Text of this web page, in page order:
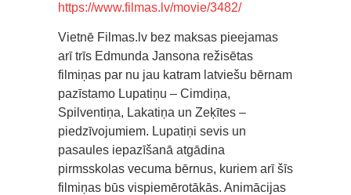
https://www.filmas.lv/movie/3482/
Vietnē Filmas.lv bez maksas pieejamas
arī trīs Edmunda Jansona režisētas
filmiņas par nu jau katram latviešu bērnam
pazīstamo Lupatiņu – Cimdiņa,
Spilventiņa, Lakatiņa un Zeķītes –
piedzīvojumiem. Lupatiņi sevis un
pasaules iepazīšanā atgādina
pirmsskolas vecuma bērnus, kuriem arī šīs
filmiņas būs vispiemērotākās. Animācijas